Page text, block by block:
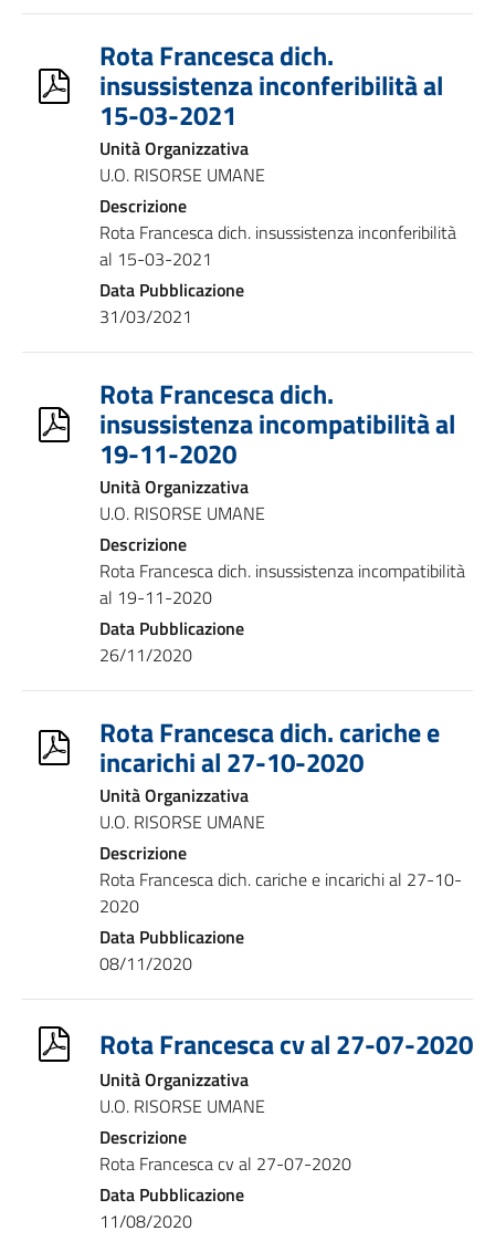
Rota Francesca dich.
insussistenza inconferibilità al
15-03-2021
Unità Organizzativa
U.O. RISORSE UMANE
Descrizione
Rota Francesca dich. insussistenza inconferibilità
al 15-03-2021
Data Pubblicazione
31/03/2021
Rota Francesca dich.
insussistenza incompatibilità al
19-11-2020
Unità Organizzativa
U.O. RISORSE UMANE
Descrizione
Rota Francesca dich. insussistenza incompatibilità
al 19-11-2020
Data Pubblicazione
26/11/2020
Rota Francesca dich. cariche e
incarichi al 27-10-2020
Unità Organizzativa
U.O. RISORSE UMANE
Descrizione
Rota Francesca dich. cariche e incarichi al 27-10-
2020
Data Pubblicazione
08/11/2020
Rota Francesca cv al 27-07-2020
Unità Organizzativa
U.O. RISORSE UMANE
Descrizione
Rota Francesca cv al 27-07-2020
Data Pubblicazione
11/08/2020